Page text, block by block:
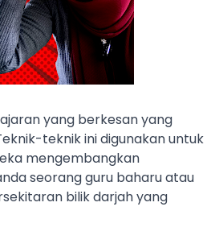
yang berkesan yang
teknik ini digunakan untuk
mengembangkan
seorang guru baharu atau
bilik darjah yang